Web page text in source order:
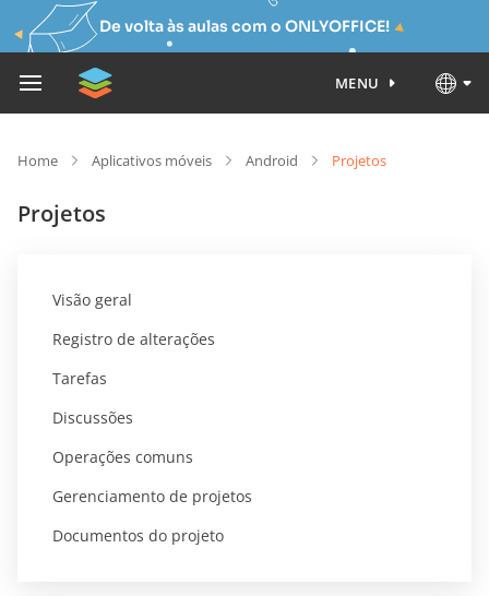
De volta às aulas com o ONLYOFFICE!
MENU
Home Aplicativos móveis Android Projetos
Projetos
Visão geral
Registro de alterações
Tarefas
Discussões
Operações comuns
Gerenciamento de projetos
Documentos do projeto